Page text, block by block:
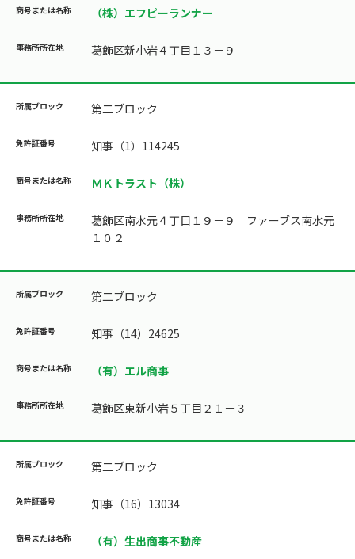
（株）エフピーランナー
葛飾区新小岩４丁目１３－９
第二ブロック
知事（1）114245
ＭＫトラスト（株）
葛飾区南水元４丁目１９－９ ファーブス南水元
１０２
第二ブロック
知事（14）24625
（有）エル商事
葛飾区東新小岩５丁目２１－３
第二ブロック
知事（16）13034
（有）生出商事不動産